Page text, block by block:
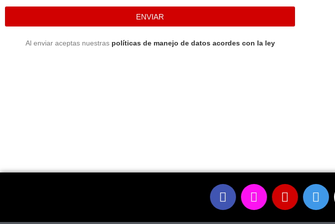
ENVIAR
Al enviar aceptas nuestras políticas de manejo de datos acordes con la ley